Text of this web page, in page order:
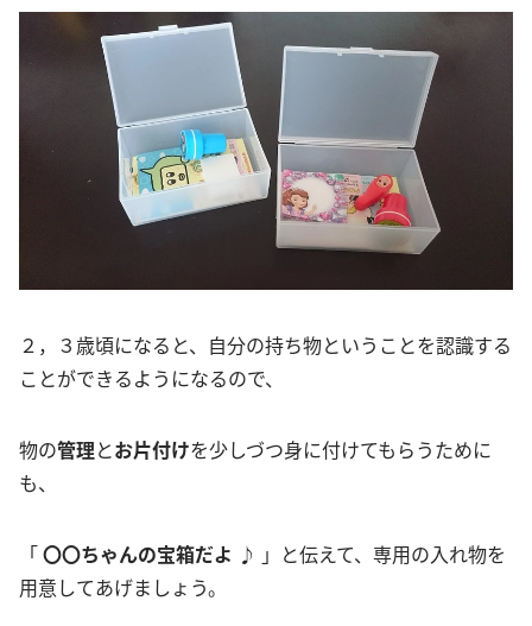
２，３歳頃になると、自分の持ち物ということを認識する
ことができるようになるので、
物の管理とお片付けを少しづつ身に付けてもらうために
も、
「〇〇ちゃんの宝箱だよ ♪ 」と伝えて、専用の入れ物を
用意してあげましょう。